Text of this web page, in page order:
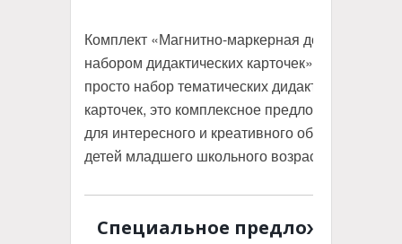
Комплект «Магнитно-маркерная доска с
набором дидактических карточек» — это не
просто набор тематических дидактических
карточек, это комплексное предложение
для интересного и креативного обучения
детей младшего школьного возраста.
Специальное предложение